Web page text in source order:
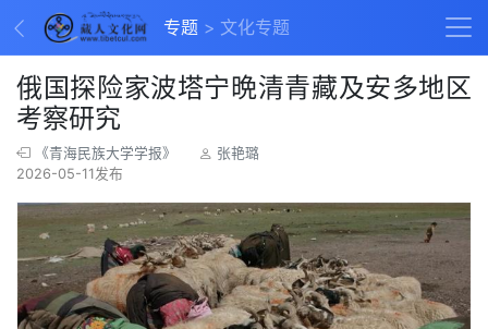
专题 文化专题
俄国探险家波塔宁晩清青藏及安多地区
考察研究
《青海民族大学学报》
张艳璐
2026-05-11发布